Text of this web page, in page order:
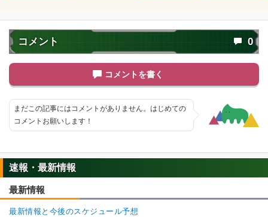
コメント 0
コメントを書く
まだこの記事にはコメントがありません。はじめての
コメントお願いします！
速報・最新情報
最新情報
最新情報と今後のスケジュール予想